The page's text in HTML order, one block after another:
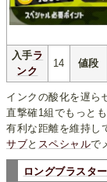
入手ラ
ンク
14 値段
インクの酸化を遅ら
直撃確1組でもっと
有利な距離を維持し
サブと スペシャルで
ロングブラスタ